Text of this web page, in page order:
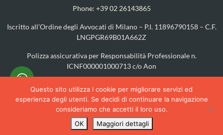
Phone: +39 02 26143865
Iscritto all’Ordine degli Avvocati di Milano – P.I. 11896790158 – C.F.
LNGPGR69B01A662Z
Polizza assicurativa per Responsabilità Professionale n.
ICNF000001000713 c/o Aon
PRIVACY POLICY– COOKIES POLICY
©2025
Questo sito utilizza i cookie per migliorare servizi ed
esperienza degli utenti. Se decidi di continuare la navigazione
consideriamo che accetti il loro uso.
OK
Maggiori dettagli